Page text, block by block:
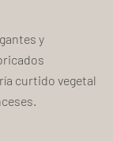
y
curtido vegetal